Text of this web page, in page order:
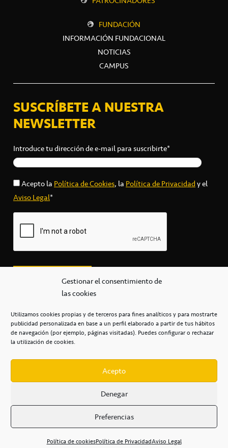
Gestionar el consentimiento de
las cookies
Utilizamos cookies propias y de terceros para fines analíticos y para mostrarte
publicidad personalizada en base a un perfil elaborado a partir de tus hábitos
de navegación (por ejemplo, páginas visitadas). Puedes configurar o rechazar
la utilización de cookies.
Acepto
Denegar
Preferencias
Política de cookiesPolítica de PrivacidadAviso Legal
FUNDACIÓN
INFORMACIÓN FUNDACIONAL
NOTICIAS
CAMPUS
SUSCRÍBETE A NUESTRA
NEWSLETTER
Introduce tu dirección de e-mail para suscribirte*
Acepto laPolítica de Cookies, laPolítica de Privacidady el
Aviso Legal*
secretaria@cbcanarias.es
+34 922 253 684
Casa del Deporte / 38108 – La Laguna
POLÍTICA DE PRIVACIDAD / POLÍTICA DE COOKIES /
AVISO LEGAL / CONDICIONES